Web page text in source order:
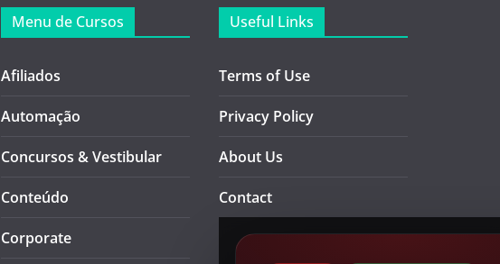
Menu de Cursos
Afiliados
Automação
Concursos & Vestibular
Conteúdo
Corporate
Useful Links
Terms of Use
Privacy Policy
About Us
Contact